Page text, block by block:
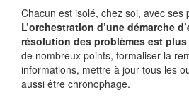
Chacun est isolé, chez soi, avec ses
L’orchestration d’une démarche
résolution des problèmes est
de nombreux points, formaliser la
informations, mettre à jour tous les
aussi être chronophage.